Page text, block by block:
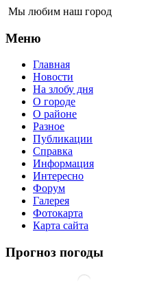
Мы любим наш город
Меню
Главная
Новости
На злобу дня
О городе
О районе
Разное
Публикации
Справка
Информация
Интересно
Форум
Галерея
Фотокарта
Карта сайта
Прогноз погоды